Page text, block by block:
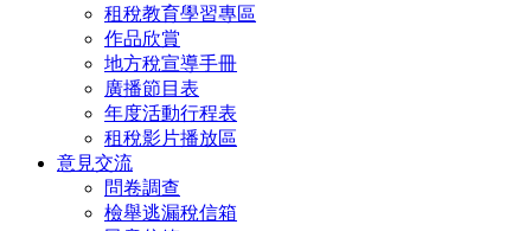
租稅教育學習專區
作品欣賞
地方稅宣導手冊
廣播節目表
年度活動行程表
租稅影片播放區
意見交流
問卷調查
檢舉逃漏稅信箱